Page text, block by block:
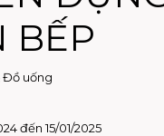
BẾP
Đồ uống
đến 15/01/2025